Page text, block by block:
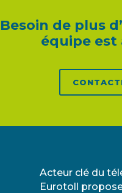
Besoin de plus
équipe est
Acteur clé du
Eurotoll